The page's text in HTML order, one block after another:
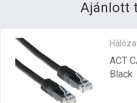
Ajánlott
ACT
Black